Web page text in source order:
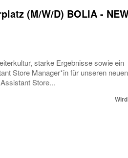
(M/W/D) BOLIA -
starke Ergebnisse sowie ein
Store Manager*in für unseren neuen
Store...